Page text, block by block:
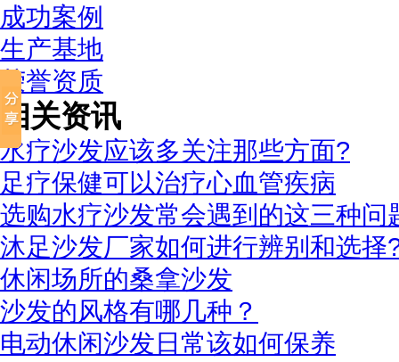
成功案例
生产基地
荣誉资质
相关资讯
水疗沙发应该多关注那些方面?
足疗保健可以治疗心血管疾病
选购水疗沙发常会遇到的这三种问
沐足沙发厂家如何进行辨别和选择
休闲场所的桑拿沙发
沙发的风格有哪几种？
电动休闲沙发日常该如何保养